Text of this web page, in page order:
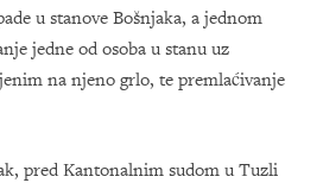
u stanove Bošnjaka, a jednom
jedne od osoba u stanu uz
na njeno grlo, te premlaćivanje
pred Kantonalnim sudom u Tuzli